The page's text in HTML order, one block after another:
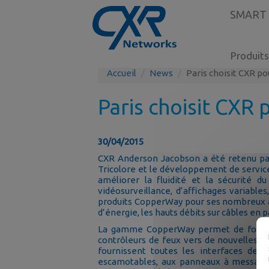
Produits
Accueil News Paris choisit CXR
Paris choisit CXR
30/04/2015
CXR Anderson Jacobson a été retenu
Tricolore et le développement de
améliorer la fluidité et la sécurité
vidéosurveillance, d’affichages
produits CopperWay pour ses
d’énergie, les hauts débits sur câbles en
La gamme CopperWay permet de
contrôleurs de feux vers de nouvelles
fournissent toutes les interfaces de
escamotables, aux panneaux à